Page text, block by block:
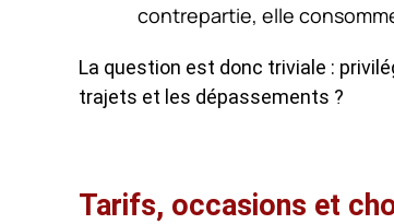
contrepartie, elle
La question est donc triviale :
trajets et les dépassements ?
Tarifs, occasions et